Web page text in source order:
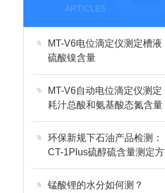
ARTICLES
MT-V6电位滴定仪测定槽液
硫酸镍含量
MT-V6自动电位滴定仪测定
耗汁总酸和氨基酸态氮含量
环保新规下石油产品检测：
CT-1Plus硫醇硫含量测定方
案
锰酸锂的水分如何测？